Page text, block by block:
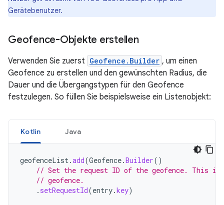
Gerätebenutzer.
Geofence-Objekte erstellen
Verwenden Sie zuerst Geofence.Builder , um einen
Geofence zu erstellen und den gewünschten Radius, die
Dauer und die Übergangstypen für den Geofence
festzulegen. So füllen Sie beispielsweise ein Listenobjekt:
Kotlin Java
geofenceList.add(Geofence.Builder()
// Set the request ID of the geofence. This
// geofence.
. setRequestId(entry.key)